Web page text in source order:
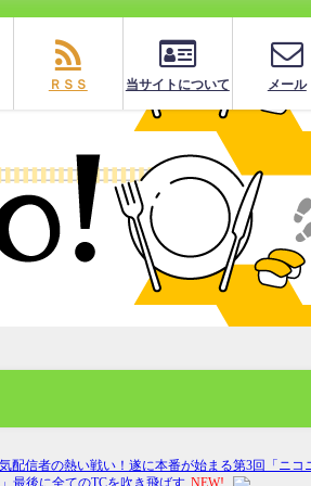
ＲＳＳ 当サイトについて メール